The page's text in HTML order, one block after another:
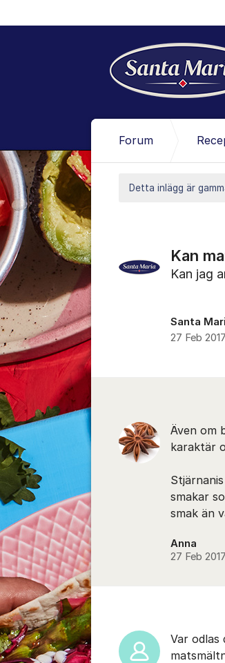
Forum
Detta inlägg är
Kan
Kan jag
Santa
27 Feb 2017
Även om
karaktär
smakar
smak än
Anna
27 Feb 2017
Var odlas